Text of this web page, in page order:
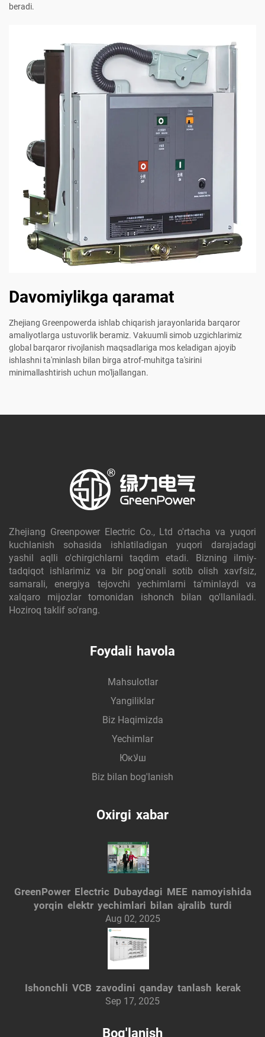
beradi.
Davomiylikga qaramat
Zhejiang Greenpowerda ishlab chiqarish jarayonlarida barqaror
amaliyotlarga ustuvorlik beramiz. Vakuumli simob uzgichlarimiz
global barqaror rivojlanish maqsadlariga mos keladigan ajoyib
ishlashni ta'minlash bilan birga atrof-muhitga ta'sirini
minimallashtirish uchun mo'ljallangan.
Zhejiang Greenpower Electric Co., Ltd o'rtacha va yuqori
kuchlanish sohasida ishlatiladigan yuqori darajadagi
yashil aqlli o'chirgichlarni taqdim etadi. Bizning ilmiy-
tadqiqot ishlarimiz va bir pog'onali sotib olish xavfsiz,
samarali, energiya tejovchi yechimlarni ta'minlaydi va
xalqaro mijozlar tomonidan ishonch bilan qo'llaniladi.
Hoziroq taklif so'rang.
Foydali havola
Mahsulotlar
Yangiliklar
Biz Haqimizda
Yechimlar
Юкلاш
Biz bilan bog'lanish
Oxirgi xabar
GreenPower Electric Dubaydagi MEE namoyishida
yorqin elektr yechimlari bilan ajralib turdi
Aug 02, 2025
Ishonchli VCB zavodini qanday tanlash kerak
Sep 17, 2025
Bog'lanish